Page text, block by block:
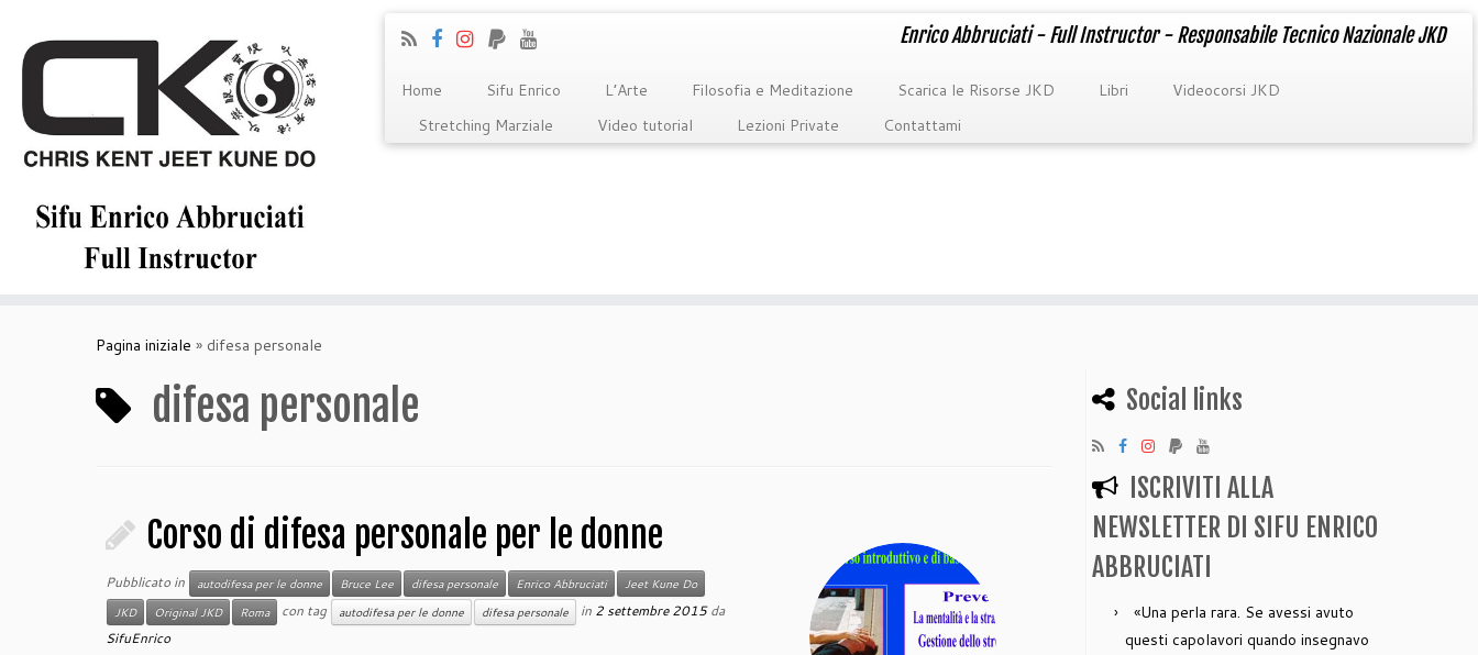
Enrico Abbruciati - Full Instructor - Responsabile Tecnico Nazionale JKD
Home Sifu Enrico L’Arte Filosofia e Meditazione Scarica le Risorse JKD Libri
Videocorsi JKD
Stretching Marziale
Video tutorial Lezioni Private Contattami
Pagina iniziale » difesa personale
difesa personale
Corso di difesa personale per le donne
Pubblicato in autodifesa per le donne Bruce Lee difesa personale Enrico Abbruciati
Jeet Kune Do
JKD
Original JKD Roma con tag autodifesa per le donne difesa personale in 2 settembre 2015 da
SifuEnrico
Social links
ISCRIVITI ALLA
NEWSLETTER DI SIFU ENRICO
ABBRUCIATI
«Una perla rara. Se avessi avuto
questi capolavori quando insegnavo